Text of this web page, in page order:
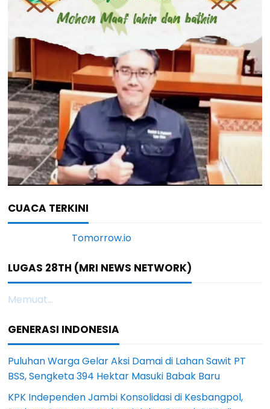
CUACA TERKINI
LUGAS 28TH (MRI NEWS NETWORK)
Memuat...
GENERASI INDONESIA
Puluhan Warga Gelar Aksi Damai di Lahan Sawit PT
BSS, Sengketa 394 Hektar Masuki Babak Baru
KPK Independen Jambi Konsolidasi di Kesbangpol,